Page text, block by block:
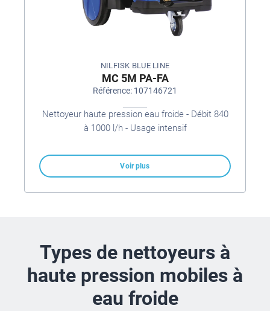
NILFISK BLUE LINE
MC 5M PA-FA
Référence: 107146721
Nettoyeur haute pression eau froide - Débit 840
à 1000 l/h - Usage intensif
Voir plus
Types de nettoyeurs à
haute pression mobiles à
eau froide